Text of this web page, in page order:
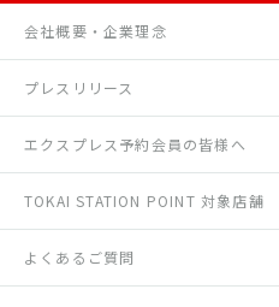
会社概要・企業理念
プレスリリース
エクスプレス予約会員の皆様へ
TOKAI STATION POINT 対象店舗
よくあるご質問